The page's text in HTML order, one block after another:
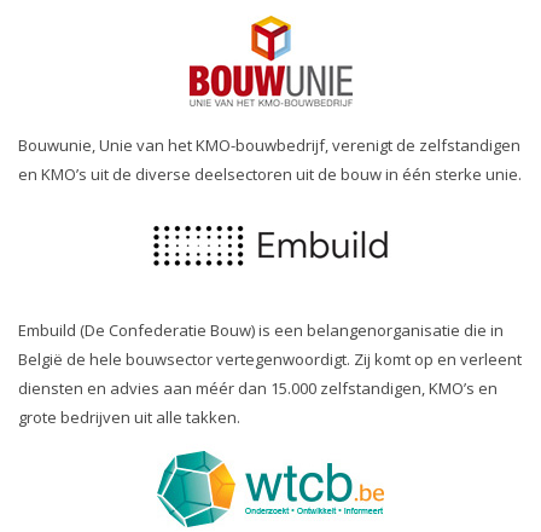
Bouwunie, Unie van het KMO-bouwbedrijf, verenigt de zelfstandigen
en KMO’s uit de diverse deelsectoren uit de bouw in één sterke unie.
Embuild (De Confederatie Bouw) is een belangenorganisatie die in
België de hele bouwsector vertegenwoordigt. Zij komt op en verleent
diensten en advies aan méér dan 15.000 zelfstandigen, KMO’s en
grote bedrijven uit alle takken.